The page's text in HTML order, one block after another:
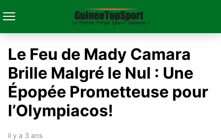
Le Feu de Mady Camara
Brille Malgré le Nul : Une
Épopée Prometteuse pour
l’Olympiacos!
il y a 3 ans